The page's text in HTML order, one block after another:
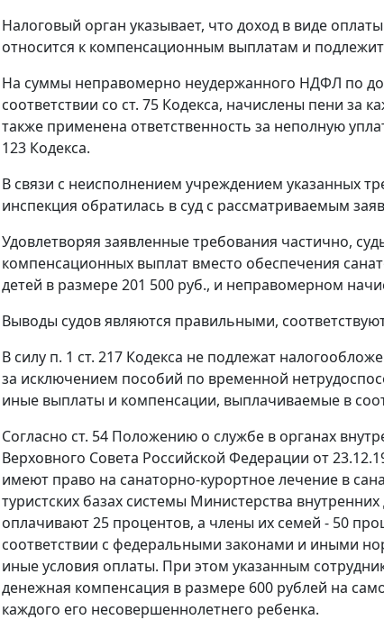
Налоговый орган указывает, что доход в виде
относится к компенсационным выплатам и
На суммы неправомерно неудержанного НДФЛ по
соответствии со ст. 75 Кодекса, начислены пени за
также применена ответственность за неполную
123 Кодекса.
В связи с неисполнением учреждением указанных
инспекция обратилась в суд с рассматриваемым
Удовлетворяя заявленные требования частично,
компенсационных выплат вместо обеспечения
детей в размере 201 500 руб., и неправомерном
Выводы судов являются правильными,
В силу п. 1 ст. 217 Кодекса не подлежат
за исключением пособий по временной
иные выплаты и компенсации, выплачиваемые в
Согласно ст. 54 Положению о службе в органах
Верховного Совета Российской Федерации от
имеют право на санаторно-курортное лечение в
туристских базах системы Министерства
оплачивают 25 процентов, а члены их семей - 50
соответствии с федеральными законами и иными
иные условия оплаты. При этом указанным
денежная компенсация в размере 600 рублей на
каждого его несовершеннолетнего ребенка.